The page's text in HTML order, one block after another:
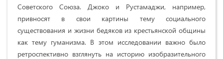
Советского Союза. Джоко и Рустамаджи, например,
привносят в свои картины тему социального
существования и жизни бедяков из крестьянской общины
как тему гуманизма. В этом исследовании важно было
ретроспективно взглянуть на историю изобразительного